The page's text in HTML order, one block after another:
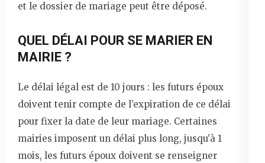
et le dossier de mariage peut être déposé.
QUEL DÉLAI POUR SE MARIER EN
MAIRIE ?
Le délai légal est de 10 jours : les futurs époux
doivent tenir compte de l’expiration de ce délai
pour fixer la date de leur mariage. Certaines
mairies imposent un délai plus long, jusqu’à 1
mois, les futurs époux doivent se renseigner